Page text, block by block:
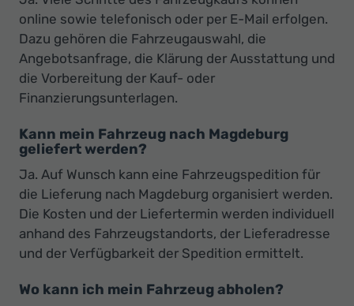
online sowie telefonisch oder per E-Mail erfolgen.
Dazu gehören die Fahrzeugauswahl, die
Angebotsanfrage, die Klärung der Ausstattung und
die Vorbereitung der Kauf- oder
Finanzierungsunterlagen.
Kann mein Fahrzeug nach Magdeburg
geliefert werden?
Ja. Auf Wunsch kann eine Fahrzeugspedition für
die Lieferung nach Magdeburg organisiert werden.
Die Kosten und der Liefertermin werden individuell
anhand des Fahrzeugstandorts, der Lieferadresse
und der Verfügbarkeit der Spedition ermittelt.
Wo kann ich mein Fahrzeug abholen?